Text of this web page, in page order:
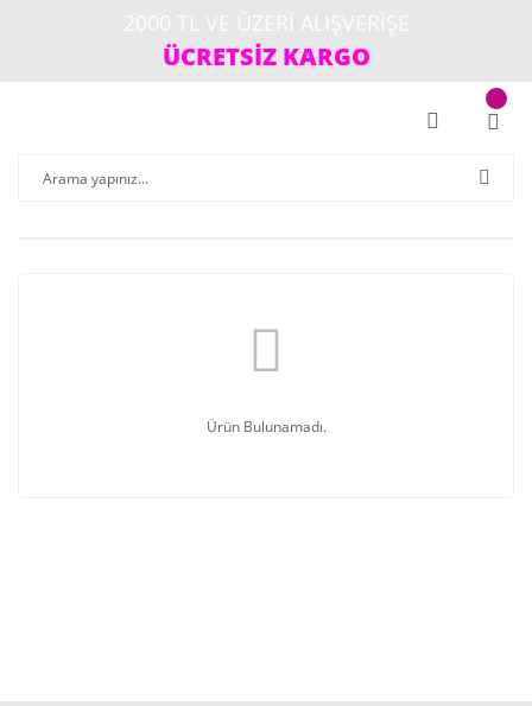
ÜCRETSİZ KARGO
Ürün Bulunamadı.